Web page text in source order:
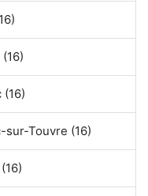
sur-Touvre (16)